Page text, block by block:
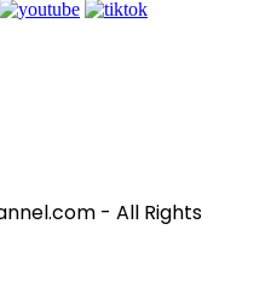
- All Rights